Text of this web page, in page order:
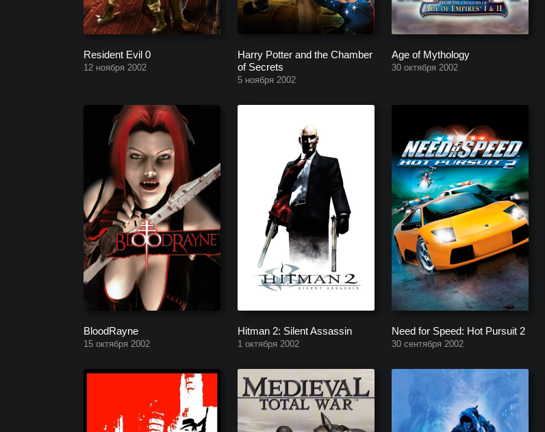
Resident Evil 0
12 ноября 2002
Harry Potter and the Chamber
of Secrets
5 ноября 2002
Age of Mythology
30 октября 2002
BloodRayne
15 октября 2002
Hitman 2: Silent Assassin
1 октября 2002
Need for Speed: Hot Pursuit 2
30 сентября 2002